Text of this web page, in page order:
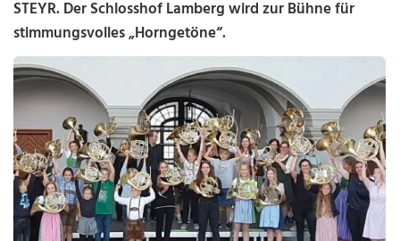
STEYR. Der Schlosshof Lamberg wird zur Bühne für
stimmungsvolles „Horngetöne“.